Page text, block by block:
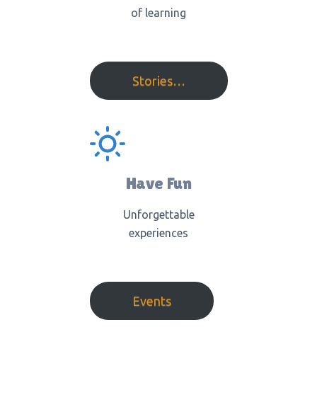
of learning
Stories…
Have Fun
Unforgettable
experiences
Events